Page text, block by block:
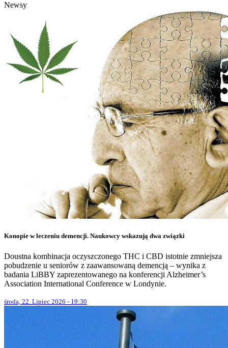
Newsy
Konopie w leczeniu demencji. Naukowcy wskazują dwa związki
Doustna kombinacja oczyszczonego THC i CBD istotnie zmniejsza
pobudzenie u seniorów z zaawansowaną demencją – wynika z
badania LiBBY zaprezentowanego na konferencji Alzheimer’s
Association International Conference w Londynie.
środa, 22. Lipiec 2026 - 19:30